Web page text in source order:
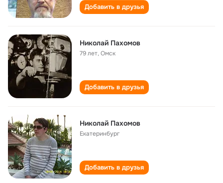
Добавить в друзья
Николай Пахомов
79 лет,Омск
Добавить в друзья
Николай Пахомов
Екатеринбург
Добавить в друзья